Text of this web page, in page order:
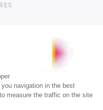
retours
mieux